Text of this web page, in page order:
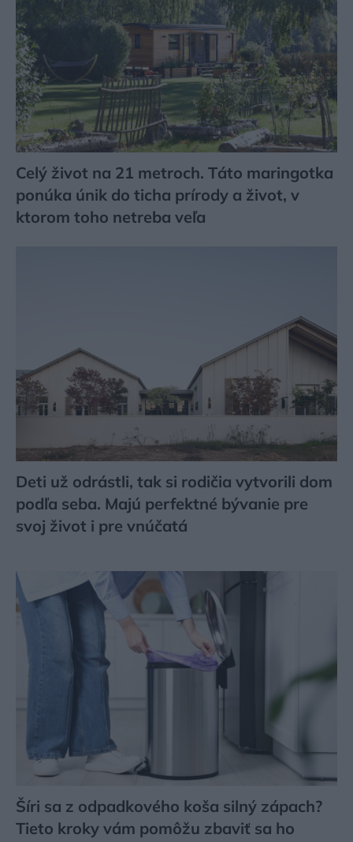
Celý život na 21 metroch. Táto maringotka
ponúka únik do ticha prírody a život, v
ktorom toho netreba veľa
Deti už odrástli, tak si rodičia vytvorili dom
podľa seba. Majú perfektné bývanie pre
svoj život i pre vnúčatá
Šíri sa z odpadkového koša silný zápach?
Tieto kroky vám pomôžu zbaviť sa ho